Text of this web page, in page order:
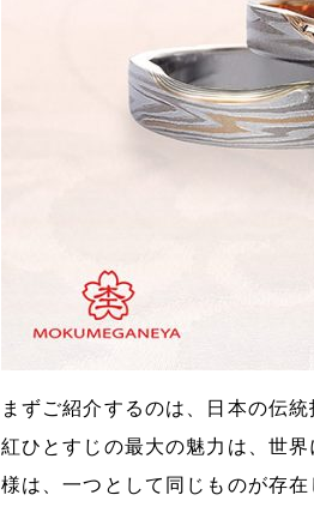
まずご紹介するのは、日本の伝
紅ひとすじの最大の魅力は、世
様は、一つとして同じものが存在